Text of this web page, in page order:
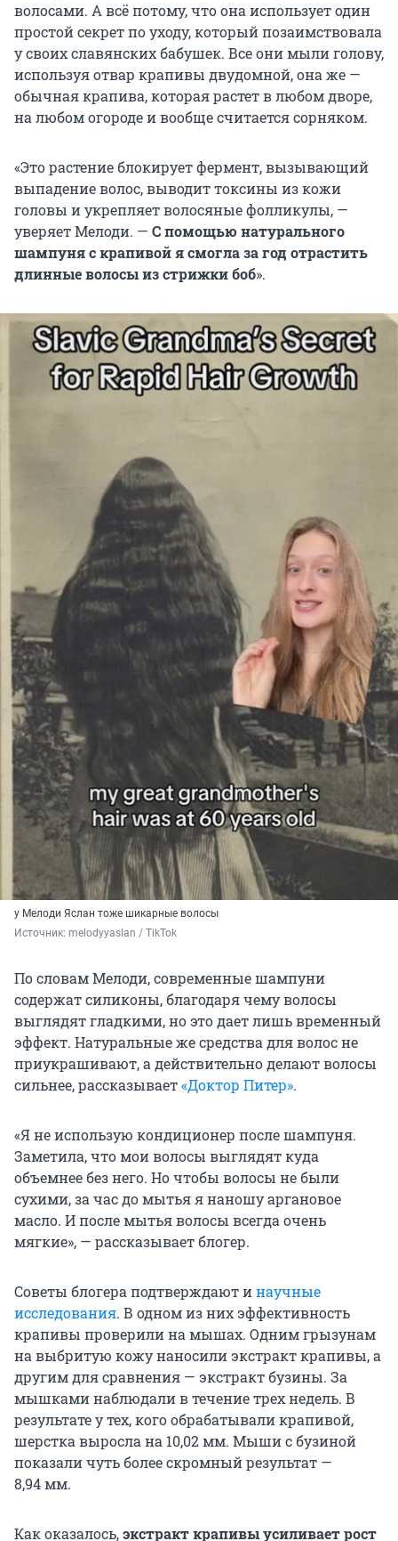
волосами. А всё потому, что она использует один
простой секрет по уходу, который позаимствовала
у своих славянских бабушек. Все они мыли голову,
используя отвар крапивы двудомной, она же —
обычная крапива, которая растет в любом дворе,
на любом огороде и вообще считается сорняком.
«Это растение блокирует фермент, вызывающий
выпадение волос, выводит токсины из кожи
головы и укрепляет волосяные фолликулы, —
уверяет Мелоди. — С помощью натурального
шампуня с крапивой я смогла за год отрастить
длинные волосы из стрижки боб».
у Мелоди Яслан тоже шикарные волосы
Источник: melodyyaslan / TikTok
По словам Мелоди, современные шампуни
содержат силиконы, благодаря чему волосы
выглядят гладкими, но это дает лишь временный
эффект. Натуральные же средства для волос не
приукрашивают, а действительно делают волосы
сильнее, рассказывает«Доктор Питер».
«Я не использую кондиционер после шампуня.
Заметила, что мои волосы выглядят куда
объемнее без него. Но чтобы волосы не были
сухими, за час до мытья я наношу аргановое
масло. И после мытья волосы всегда очень
мягкие», — рассказывает блогер.
Советы блогера подтверждают инаучные
исследования. В одном из них эффективность
крапивы проверили на мышах. Одним грызунам
на выбритую кожу наносили экстракт крапивы, а
другим для сравнения — экстракт бузины. За
мышками наблюдали в течение трех недель. В
результате у тех, кого обрабатывали крапивой,
шерстка выросла на 10,02 мм. Мыши с бузиной
показали чуть более скромный результат —
8,94 мм.
Как оказалось,экстракт крапивы усиливает рост